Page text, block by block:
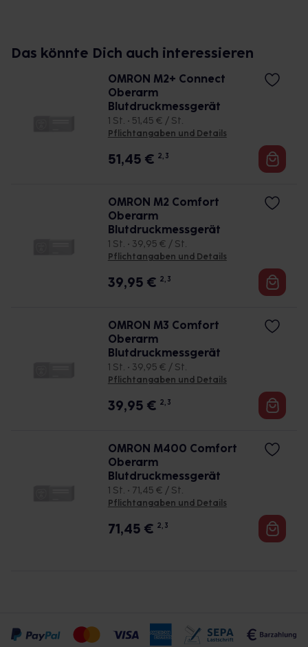
Das könnte Dich auch interessieren
OMRON M2+ Connect
Oberarm
Blutdruckmessgerät
1 St. • 51,45 € / St.
Pflichtangaben und Details
51,45 € 2, 3
OMRON M2 Comfort
Oberarm
Blutdruckmessgerät
1 St. • 39,95 € / St.
Pflichtangaben und Details
39,95 € 2, 3
OMRON M3 Comfort
Oberarm
Blutdruckmessgerät
1 St. • 39,95 € / St.
Pflichtangaben und Details
39,95 € 2, 3
OMRON M400 Comfort
Oberarm
Blutdruckmessgerät
1 St. • 71,45 € / St.
Pflichtangaben und Details
71,45 € 2, 3